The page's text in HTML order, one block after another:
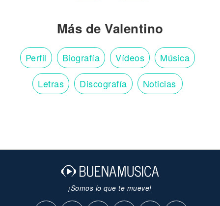
Más de Valentino
Perfil Biografía Vídeos Música
Letras Discografía Noticias
¡Somos lo que te mueve!